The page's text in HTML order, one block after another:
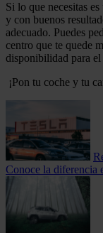
Si lo que necesitas
y con buenos
adecuado. Puedes
centro que te quede
disponibilidad para
¡Pon tu coche y tu
Conoce la diferencia